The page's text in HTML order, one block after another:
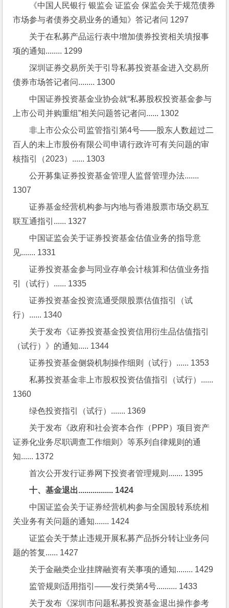
《中国人民银行 银监会 证监会 保监会关于规范债券
市场参与者债券交易业务的通知》答记者问 1297
关于在私募产品运行表中增加债券投资相关填报事
项的通知........ 1299
深圳证券交易所关于引导私募投资基金进入交易所
债券市场答记者问........ 1300
中国证券投资基金业协会就“私募股权投资基金参与
上市公司并购重组”相关问题答记者问...... 1302
非上市公众公司监管指引第4号——股东人数超过二
百人的未上市股份有限公司申请行政许可有关问题的审
核指引（2023）...... 1303
公开募集证券投资基金管理人监督管理办法.......
1307
证券基金经营机构参与内地与香港股票市场交易互
联互通指引...... 1327
中国证监会关于证券投资基金估值业务的指导意
见....... 1331
证券投资基金参与同业存单会计核算和估值业务指
引（试行）...... 1335
证券投资基金投资流通受限股票估值指引（试
行）...... 1340
关于发布《证券投资基金投资信用衍生品估值指引
（试行）》的通知..... 1344
证券投资基金侧袋机制操作细则（试行）...... 1353
私募投资基金非上市股权投资估值指引（试行）......
1360
绿色投资指引（试行）....... 1369
关于发布《政府和社会资本合作（PPP）项目资产
证券化业务尽职调查工作细则》等系列自律规则的通
知...... 1372
首次公开发行证券网下投资者管理规则....... 1395
十、基金退出................. 1424
中国证监会关于证券经营机构参与全国股转系统相
关业务有关问题的通知....... 1424
证监会关于禁止违规开展私募产品拆分转让业务问
题的答复...... 1427
关于金融类企业挂牌融资有关事项的通知........ 1429
监管规则适用指引——发行类第4号.......... 1433
关于发布《深圳市问题私募投资基金退出操作参考